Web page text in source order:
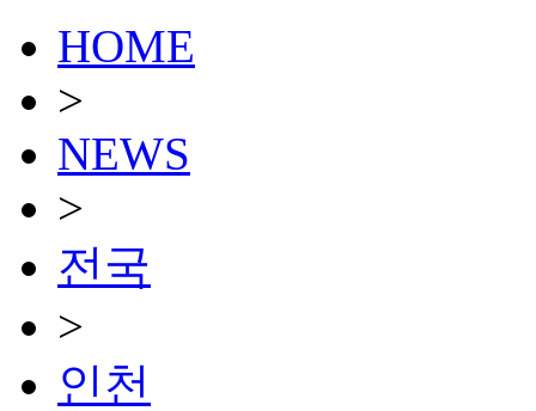
HOME
>
NEWS
>
전국
>
인천